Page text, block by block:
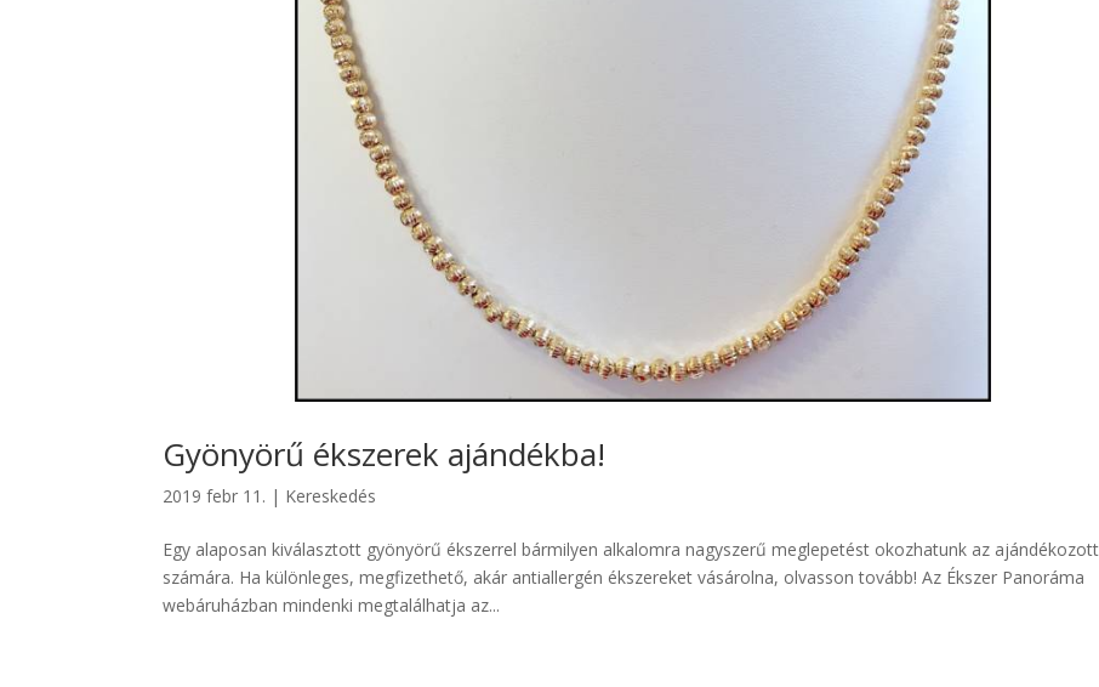
Gyönyörű ékszerek ajándékba!
2019 febr 11. | Kereskedés
Egy alaposan kiválasztott gyönyörű ékszerrel bármilyen alkalomra nagyszerű meglepetést okozhatunk az ajándékozott
számára. Ha különleges, megfizethető, akár antiallergén ékszereket vásárolna, olvasson tovább! Az Ékszer Panoráma
webáruházban mindenki megtalálhatja az...